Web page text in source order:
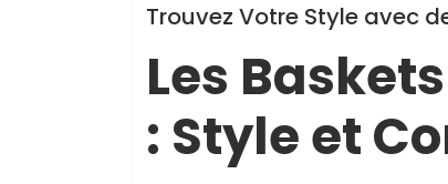
Trouvez Votre Style avec
Les
: Style et